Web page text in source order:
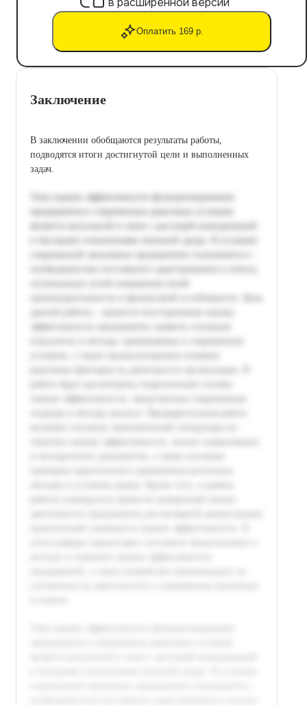
Оплатить 169 р.
Заключение
В заключении обобщаются результаты работы,
подводятся итоги достигнутой цели и выполненных
задач.